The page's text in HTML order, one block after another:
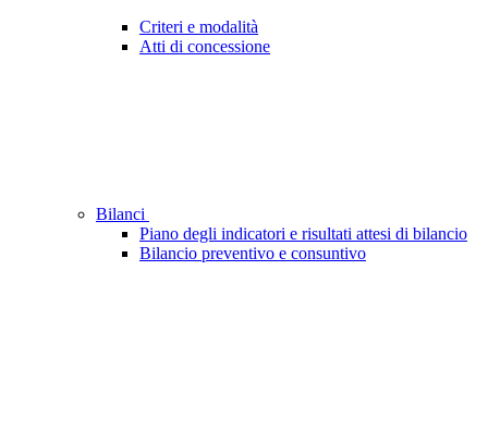
Criteri e modalità
Atti di concessione
Bilanci
Piano degli indicatori e risultati attesi di bilancio
Bilancio preventivo e consuntivo